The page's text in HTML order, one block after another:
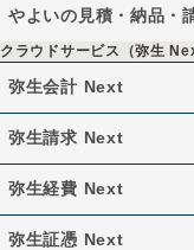
やよいの見積・納品・
クラウドサービス（弥生
弥生会計 Next
弥生請求 Next
弥生経費 Next
弥生証憑 Next